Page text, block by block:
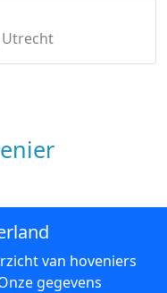
Utrecht
van hoveniers
gegevens